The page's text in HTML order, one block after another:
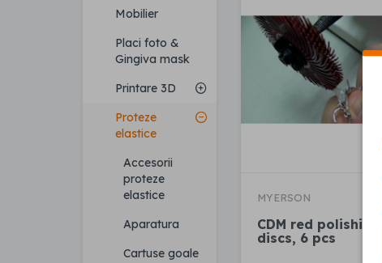
Mobilier
Placi foto &
Gingiva mask
Printare 3D
Proteze
elastice
Accesorii
proteze
elastice
Aparatura
Cartuse goale
MYERSON
CDM red polishing
discs, 6 pcs